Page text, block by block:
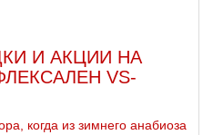
И АКЦИИ НА
VS-
когда из зимнего анабиоза